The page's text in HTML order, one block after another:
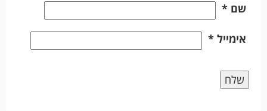
שם *
אימייל *